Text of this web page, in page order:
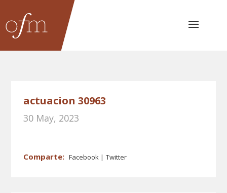
actuacion 30963
30 May, 2023
Facebook Twitter